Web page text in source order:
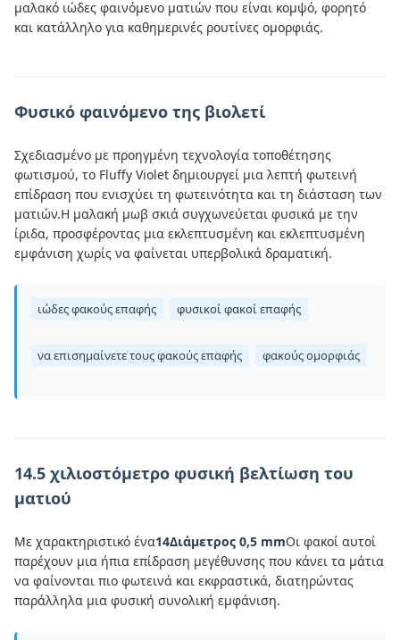
μαλακό ιώδες φαινόμενο ματιών που είναι κομψό, φορητό
και κατάλληλο για καθημερινές ρουτίνες ομορφιάς.
Φυσικό φαινόμενο της βιολετί
Σχεδιασμένο με προηγμένη τεχνολογία τοποθέτησης
φωτισμού, το Fluffy Violet δημιουργεί μια λεπτή φωτεινή
επίδραση που ενισχύει τη φωτεινότητα και τη διάσταση των
ματιών.Η μαλακή μωβ σκιά συγχωνεύεται φυσικά με την
ίριδα, προσφέροντας μια εκλεπτυσμένη και εκλεπτυσμένη
εμφάνιση χωρίς να φαίνεται υπερβολικά δραματική.
ιώδες φακούς επαφής φυσικοί φακοί επαφής
να επισημαίνετε τους φακούς επαφής φακούς ομορφιάς
14.5 χιλιοστόμετρο φυσική βελτίωση του
ματιού
Με χαρακτηριστικό ένα14Διάμετρος 0,5 mmΟι φακοί αυτοί
παρέχουν μια ήπια επίδραση μεγέθυνσης που κάνει τα μάτια
να φαίνονται πιο φωτεινά και εκφραστικά, διατηρώντας
παράλληλα μια φυσική συνολική εμφάνιση.